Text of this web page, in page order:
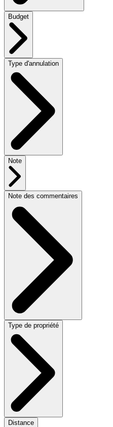
Budget
Type d'annulation
Note
Note des commentaires
Type de propriété
Distance